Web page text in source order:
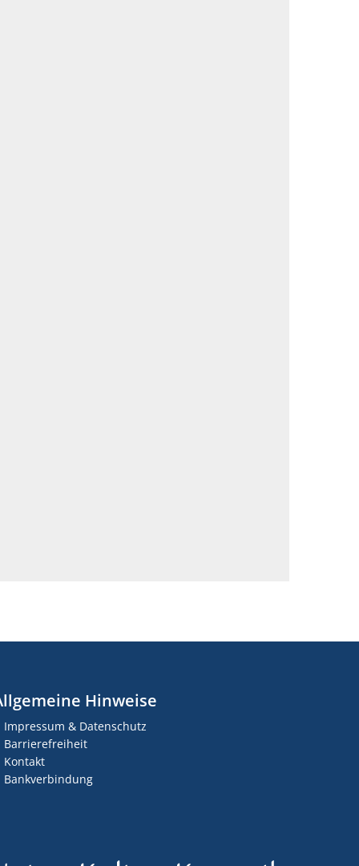
Hinweise
Impressum & Datenschutz
Barrierefreiheit
Kontakt
Bankverbindung